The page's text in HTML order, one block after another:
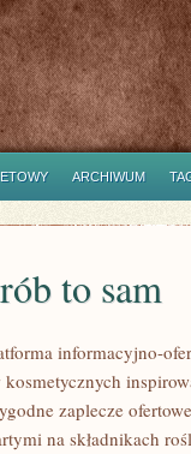
ARCHIWUM
to sam
informacyjno-
zaplecze
na składnikach